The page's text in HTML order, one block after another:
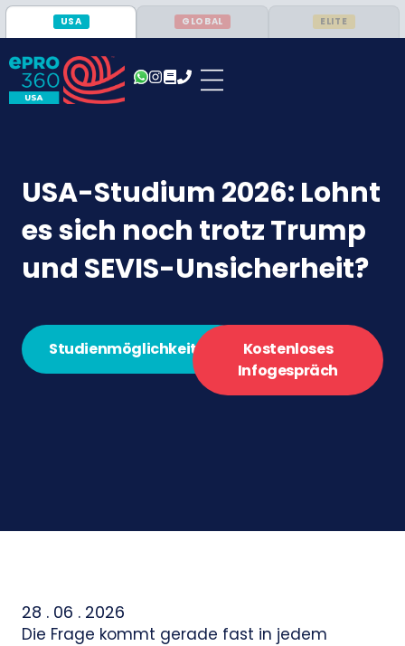
USA GLOBAL ELITE
USA-Studium 2026: Lohnt
es sich noch trotz Trump
und SEVIS-Unsicherheit?
Studienmöglichkeiten
Kostenloses
Infogespräch
28 . 06 . 2026
Die Frage kommt gerade fast in jedem